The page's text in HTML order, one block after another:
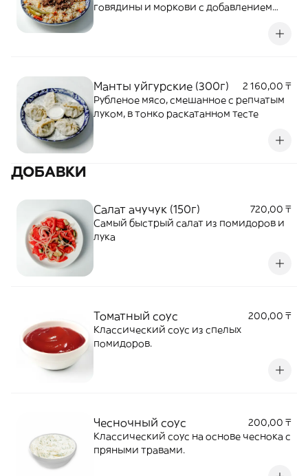
говядины и моркови с добавлением
Манты уйгурские (300г)
2 160,00 ₸
Рубленое мясо, смешанное с репчатым
луком, в тонко раскатанном тесте
ДОБАВКИ
Салат ачучук (150г)
720,00 ₸
Самый быстрый салат из помидоров и
лука
Томатный соус
200,00 ₸
Классический соус из спелых
помидоров.
Чесночный соус
200,00 ₸
Классический соус на основе чеснока с
пряными травами.